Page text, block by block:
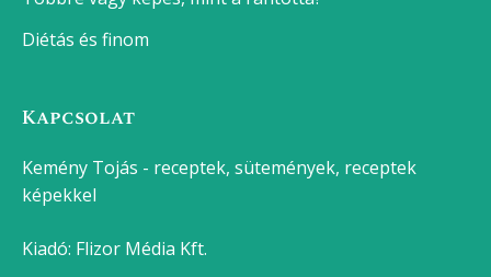
Diétás és finom
Kapcsolat
Kemény Tojás - receptek, sütemények, receptek
képekkel
Kiadó: Flizor Média Kft.